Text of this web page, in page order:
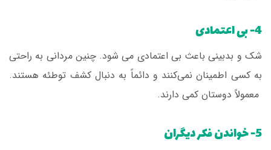
4- بی اعتمادی
شک و بدبینی باعث بی اعتمادی می شود. چنین مردانی به راحتی
به کسی اطمینان نمی‌کنند و دائماً به دنبال کشف توطئه هستند.
معمولاً دوستان کمی دارند.
5- خواندن فکر دیگران